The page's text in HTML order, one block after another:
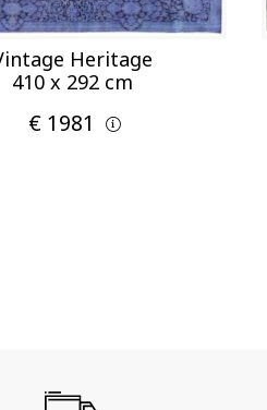
Heritage
410 x 292 cm
€ 1981